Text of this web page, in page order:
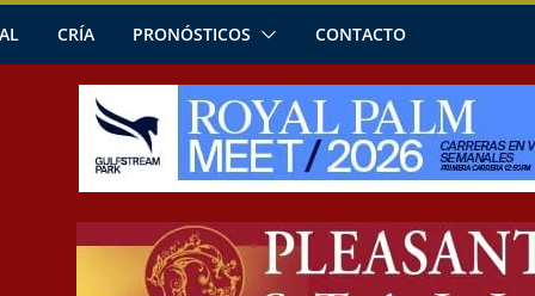
CRÍA PRONÓSTICOS CONTACTO